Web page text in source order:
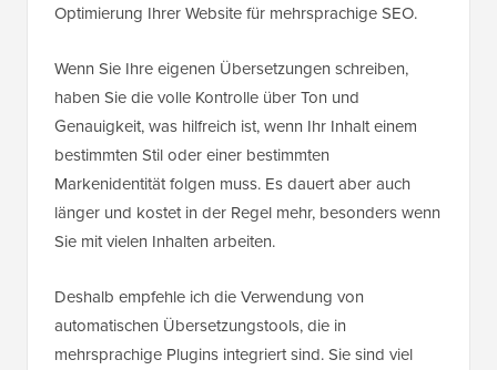
Optimierung Ihrer Website für mehrsprachige SEO.
Wenn Sie Ihre eigenen Übersetzungen schreiben,
haben Sie die volle Kontrolle über Ton und
Genauigkeit, was hilfreich ist, wenn Ihr Inhalt einem
bestimmten Stil oder einer bestimmten
Markenidentität folgen muss. Es dauert aber auch
länger und kostet in der Regel mehr, besonders wenn
Sie mit vielen Inhalten arbeiten.
Deshalb empfehle ich die Verwendung von
automatischen Übersetzungstools, die in
mehrsprachige Plugins integriert sind. Sie sind viel